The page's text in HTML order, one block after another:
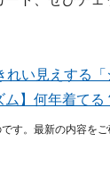
れい見えする
ム】何年着て
す。最新の内容をご